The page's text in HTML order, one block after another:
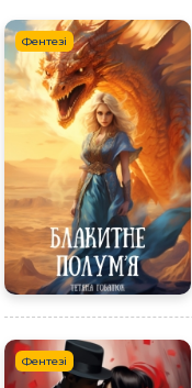
Фентезі
Фентезі